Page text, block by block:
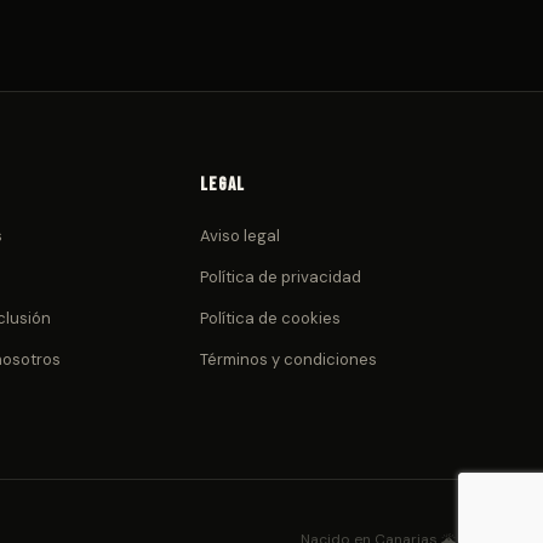
Legal
Aviso legal
Política de privacidad
Política de cookies
Términos y condiciones
Nacido en Canarias 🌋